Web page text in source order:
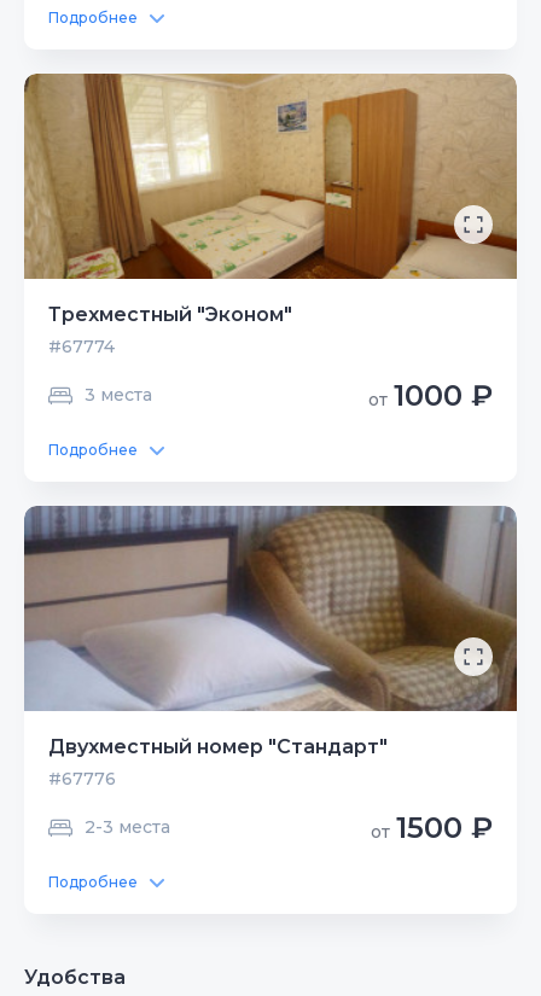
Подробнее
Трехместный "Эконом"
#67774
3 места от 1000 ₽
Подробнее
Двухместный номер "Стандарт"
#67776
2-3 места от 1500 ₽
Подробнее
Удобства